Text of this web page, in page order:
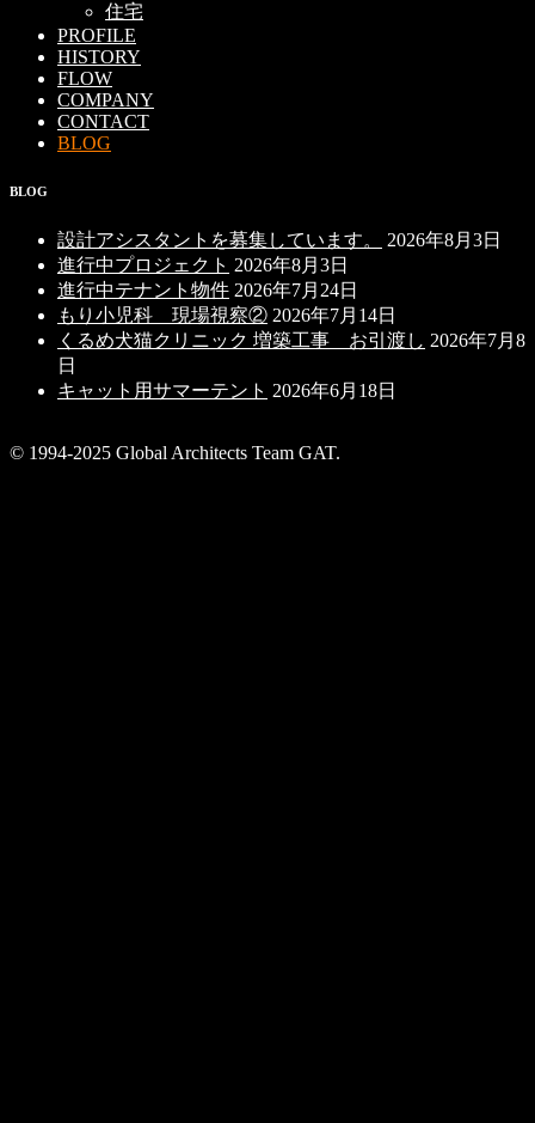
住宅
PROFILE
HISTORY
FLOW
COMPANY
CONTACT
BLOG
BLOG
設計アシスタントを募集しています。
2026年8月3日
進行中プロジェクト 2026年8月3日
進行中テナント物件 2026年7月24日
もり小児科 現場視察② 2026年7月14日
くるめ犬猫クリニック 増築工事 お引渡し 2026年7月8
日
キャット用サマーテント 2026年6月18日
© 1994-2025 Global Architects Team GAT.